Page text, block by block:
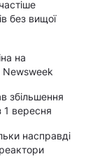
без вищої
на
Newsweek
збільшення
1 вересня
насправді